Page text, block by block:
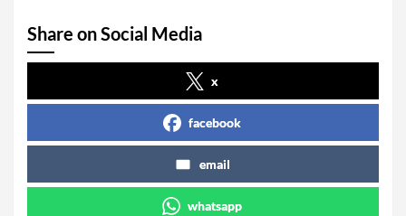
Share on Social Media
x
facebook
email
whatsapp